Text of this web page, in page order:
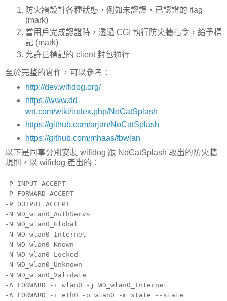
防火牆設計各種狀態，例如未認證，已認證的 flag
(mark)
當用戶完成認證時，透過 CGI 執行防火牆指令，給予標
記 (mark)
允許已標記的 client 封包通行
至於完整的實作，可以參考：
http://dev.wifidog.org/
https://www.dd-
wrt.com/wiki/index.php/NoCatSplash
https://github.com/arjan/NoCatSplash
https://github.com/mhaas/fbwlan
以下是同事分別安裝 wifidog 跟 NoCatSplash 取出的防火牆
規則，以 wifidog 產出的：
-P INPUT ACCEPT
-P FORWARD ACCEPT
-P OUTPUT ACCEPT
-N WD_wlan0_AuthServs
-N WD_wlan0_Global
-N WD_wlan0_Internet
-N WD_wlan0_Known
-N WD_wlan0_Locked
-N WD_wlan0_Unknown
-N WD_wlan0_Validate
-A FORWARD -i wlan0 -j WD_wlan0_Internet
-A FORWARD -i eth0 -o wlan0 -m state --state